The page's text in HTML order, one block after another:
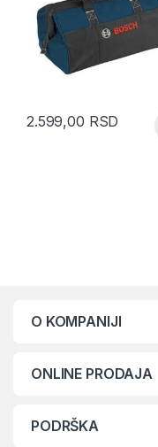
2.599,00 RSD
O KOMPANIJI
ONLINE PRODAJA
PODRŠKA